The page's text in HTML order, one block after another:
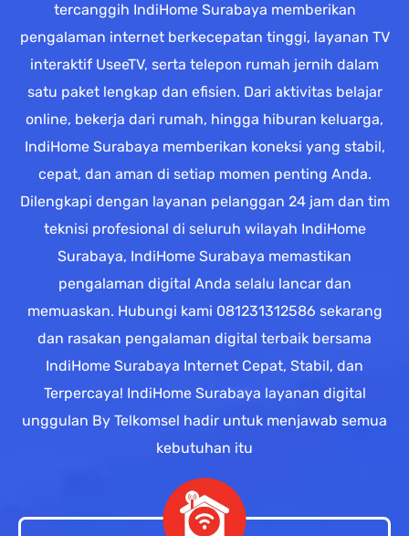
tercanggih IndiHome Surabaya memberikan
pengalaman internet berkecepatan tinggi, layanan TV
interaktif UseeTV, serta telepon rumah jernih dalam
satu paket lengkap dan efisien. Dari aktivitas belajar
online, bekerja dari rumah, hingga hiburan keluarga,
IndiHome Surabaya memberikan koneksi yang stabil,
cepat, dan aman di setiap momen penting Anda.
Dilengkapi dengan layanan pelanggan 24 jam dan tim
teknisi profesional di seluruh wilayah IndiHome
Surabaya, IndiHome Surabaya memastikan
pengalaman digital Anda selalu lancar dan
memuaskan. Hubungi kami 081231312586 sekarang
dan rasakan pengalaman digital terbaik bersama
IndiHome Surabaya Internet Cepat, Stabil, dan
Terpercaya! IndiHome Surabaya layanan digital
unggulan By Telkomsel hadir untuk menjawab semua
kebutuhan itu